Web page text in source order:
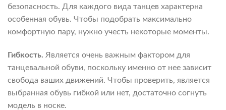
безопасность. Для каждого вида танцев характерна
особенная обувь. Чтобы подобрать максимально
комфортную пару, нужно учесть некоторые моменты.
Гибкость. Является очень важным фактором для
танцевальной обуви, поскольку именно от нее зависит
свобода ваших движений. Чтобы проверить, является
выбранная обувь гибкой или нет, достаточно согнуть
модель в носке.